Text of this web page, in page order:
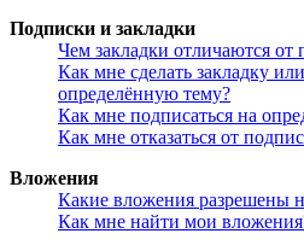
Подписки и закладки
Чем закладки отличаются от
Как мне сделать закладку
определённую тему?
Как мне подписаться на
Как мне отказаться от
Вложения
Какие вложения разрешены
Как мне найти мои